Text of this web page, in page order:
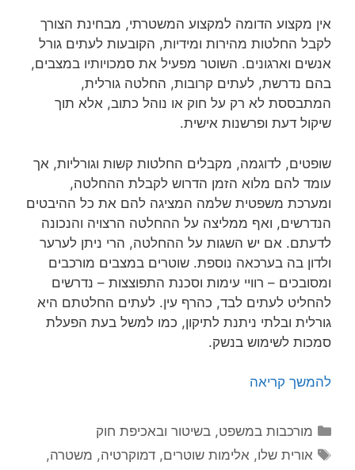
אין מקצוע הדומה למקצוע המשטרתי, מבחינת הצורך
לקבל החלטות מהירות ומידיות, הקובעות לעתים גורל
אנשים וארגונים. השוטר מפעיל את סמכויותיו במצבים,
בהם נדרשת, לעתים קרובות, החלטה גורלית,
המתבססת לא רק על חוק או נוהל כתוב, אלא תוך
שיקול דעת ופרשנות אישית.
שופטים, לדוגמה, מקבלים החלטות קשות וגורליות, אך
עומד להם מלוא הזמן הדרוש לקבלת ההחלטה,
ומערכת משפטית שלמה המציגה להם את כל ההיבטים
הנדרשים, ואף ממליצה על ההחלטה הרצויה והנכונה
לדעתם. אם יש השגות על ההחלטה, הרי ניתן לערער
ולדון בה בערכאה נוספת. שוטרים במצבים מורכבים
ומסובכים – רוויי עימות וסכנת התפוצצות – נדרשים
להחליט לעתים לבד, כהרף עין. לעתים החלטתם היא
גורלית ובלתי ניתנת לתיקון, כמו למשל בעת הפעלת
סמכות לשימוש בנשק.
להמשך קריאה
קטגוריות
מורכבות במשפט, בשיטור ובאכיפת חוק
תגיות
אורית שלו, אלימות שוטרים,דמוקרטיה, משטרה,